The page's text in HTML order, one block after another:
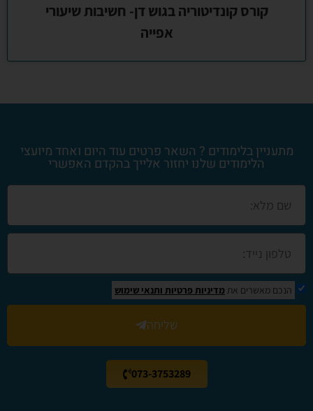
קורס קונדיטוריה בגוש דן- חשיבות שיעורי
אפייה
מתעניין בלימודים ? השאר פרטים עוד היום ואחד מיועצי
הלימודים שלנו יחזור אלייך בהקדם האפשרי
הנכם מאשרים את מדיניות פרטיות ותנאי שימוש
שליחה
073-3753289